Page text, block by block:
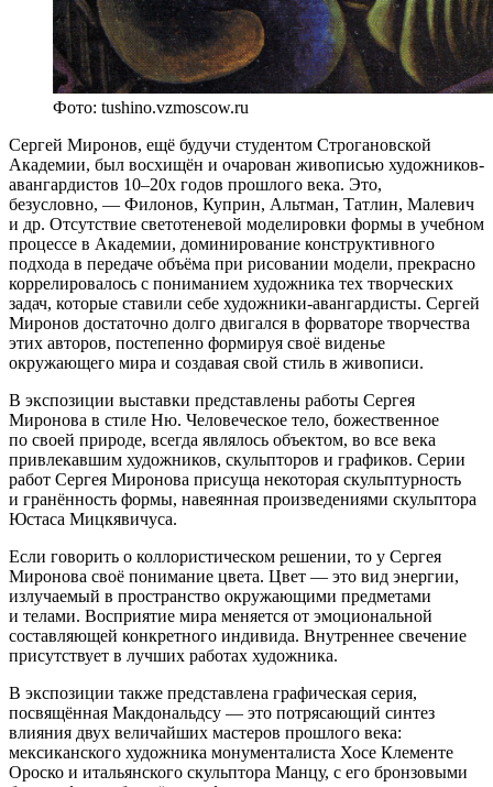
Фото: tushino.vzmoscow.ru
Сергей Миронов, ещё будучи студентом Строгановской
Академии, был восхищён и очарован живописью художников-
авангардистов 10–20х годов прошлого века. Это,
безусловно, — Филонов, Куприн, Альтман, Татлин, Малевич
и др. Отсутствие светотеневой моделировки формы в учебном
процессе в Академии, доминирование конструктивного
подхода в передаче объёма при рисовании модели, прекрасно
коррелировалось с пониманием художника тех творческих
задач, которые ставили себе художники-авангардисты. Сергей
Миронов достаточно долго двигался в форваторе творчества
этих авторов, постепенно формируя своё виденье
окружающего мира и создавая свой стиль в живописи.
В экспозиции выставки представлены работы Сергея
Миронова в стиле Ню. Человеческое тело, божественное
по своей природе, всегда являлось объектом, во все века
привлекавшим художников, скульпторов и графиков. Серии
работ Сергея Миронова присуща некоторая скульптурность
и гранённость формы, навеянная произведениями скульптора
Юстаса Мицкявичуса.
Если говорить о коллористическом решении, то у Сергея
Миронова своё понимание цвета. Цвет — это вид энергии,
излучаемый в пространство окружающими предметами
и телами. Восприятие мира меняется от эмоциональной
составляющей конкретного индивида. Внутреннее свечение
присутствует в лучших работах художника.
В экспозиции также представлена графическая серия,
посвящённая Макдональдсу — это потрясающий синтез
влияния двух величайших мастеров прошлого века:
мексиканского художника монументалиста Хосе Клементе
Ороско и итальянского скульптора Манцу, с его бронзовыми